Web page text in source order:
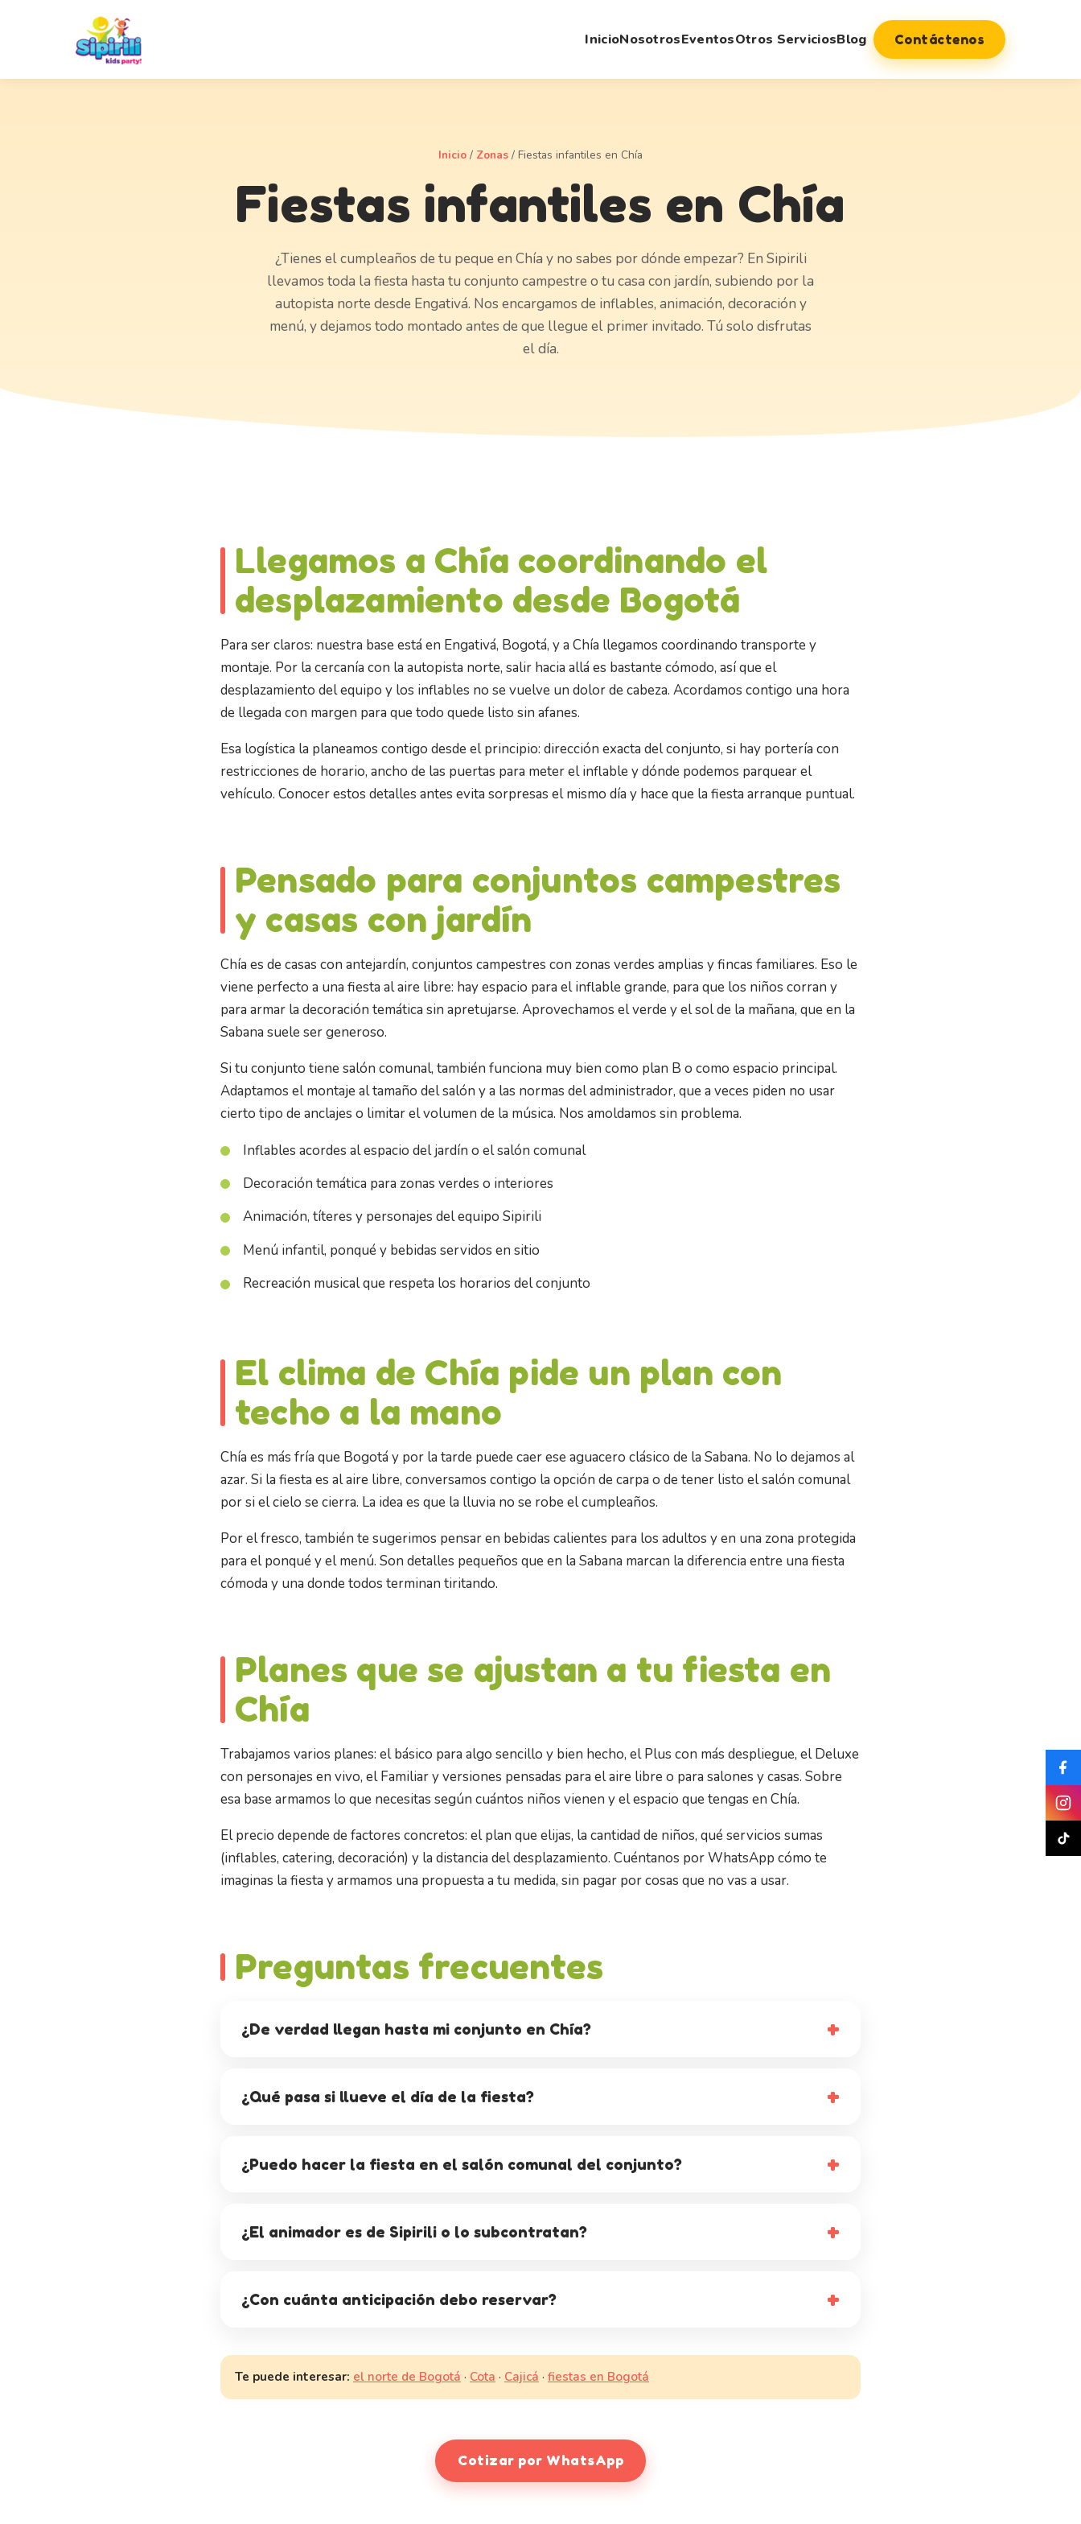
InicioNosotrosEventosOtros ServiciosBlog Contáctenos
Inicio / Zonas / Fiestas infantiles en Chía
Fiestas infantiles en Chía
¿Tienes el cumpleaños de tu peque en Chía y no sabes por dónde empezar? En Sipirili
llevamos toda la fiesta hasta tu conjunto campestre o tu casa con jardín, subiendo por la
autopista norte desde Engativá. Nos encargamos de inflables, animación, decoración y
menú, y dejamos todo montado antes de que llegue el primer invitado. Tú solo disfrutas
el día.
Llegamos a Chía coordinando el
desplazamiento desde Bogotá
Para ser claros: nuestra base está en Engativá, Bogotá, y a Chía llegamos coordinando transporte y
montaje. Por la cercanía con la autopista norte, salir hacia allá es bastante cómodo, así que el
desplazamiento del equipo y los inflables no se vuelve un dolor de cabeza. Acordamos contigo una hora
de llegada con margen para que todo quede listo sin afanes.
Esa logística la planeamos contigo desde el principio: dirección exacta del conjunto, si hay portería con
restricciones de horario, ancho de las puertas para meter el inflable y dónde podemos parquear el
vehículo. Conocer estos detalles antes evita sorpresas el mismo día y hace que la fiesta arranque puntual.
Pensado para conjuntos campestres
y casas con jardín
Chía es de casas con antejardín, conjuntos campestres con zonas verdes amplias y fincas familiares. Eso le
viene perfecto a una fiesta al aire libre: hay espacio para el inflable grande, para que los niños corran y
para armar la decoración temática sin apretujarse. Aprovechamos el verde y el sol de la mañana, que en la
Sabana suele ser generoso.
Si tu conjunto tiene salón comunal, también funciona muy bien como plan B o como espacio principal.
Adaptamos el montaje al tamaño del salón y a las normas del administrador, que a veces piden no usar
cierto tipo de anclajes o limitar el volumen de la música. Nos amoldamos sin problema.
Inflables acordes al espacio del jardín o el salón comunal
Decoración temática para zonas verdes o interiores
Animación, títeres y personajes del equipo Sipirili
Menú infantil, ponqué y bebidas servidos en sitio
Recreación musical que respeta los horarios del conjunto
El clima de Chía pide un plan con
techo a la mano
Chía es más fría que Bogotá y por la tarde puede caer ese aguacero clásico de la Sabana. No lo dejamos al
azar. Si la fiesta es al aire libre, conversamos contigo la opción de carpa o de tener listo el salón comunal
por si el cielo se cierra. La idea es que la lluvia no se robe el cumpleaños.
Por el fresco, también te sugerimos pensar en bebidas calientes para los adultos y en una zona protegida
para el ponqué y el menú. Son detalles pequeños que en la Sabana marcan la diferencia entre una fiesta
cómoda y una donde todos terminan tiritando.
Planes que se ajustan a tu fiesta en
Chía
Trabajamos varios planes: el básico para algo sencillo y bien hecho, el Plus con más despliegue, el Deluxe
con personajes en vivo, el Familiar y versiones pensadas para el aire libre o para salones y casas. Sobre
esa base armamos lo que necesitas según cuántos niños vienen y el espacio que tengas en Chía.
El precio depende de factores concretos: el plan que elijas, la cantidad de niños, qué servicios sumas
(inflables, catering, decoración) y la distancia del desplazamiento. Cuéntanos por WhatsApp cómo te
imaginas la fiesta y armamos una propuesta a tu medida, sin pagar por cosas que no vas a usar.
Preguntas frecuentes
¿De verdad llegan hasta mi conjunto en Chía?
¿Qué pasa si llueve el día de la fiesta?
¿Puedo hacer la fiesta en el salón comunal del conjunto?
¿El animador es de Sipirili o lo subcontratan?
¿Con cuánta anticipación debo reservar?
Te puede interesar: el norte de Bogotá · Cota · Cajicá · fiestas en Bogotá
Cotizar por WhatsApp